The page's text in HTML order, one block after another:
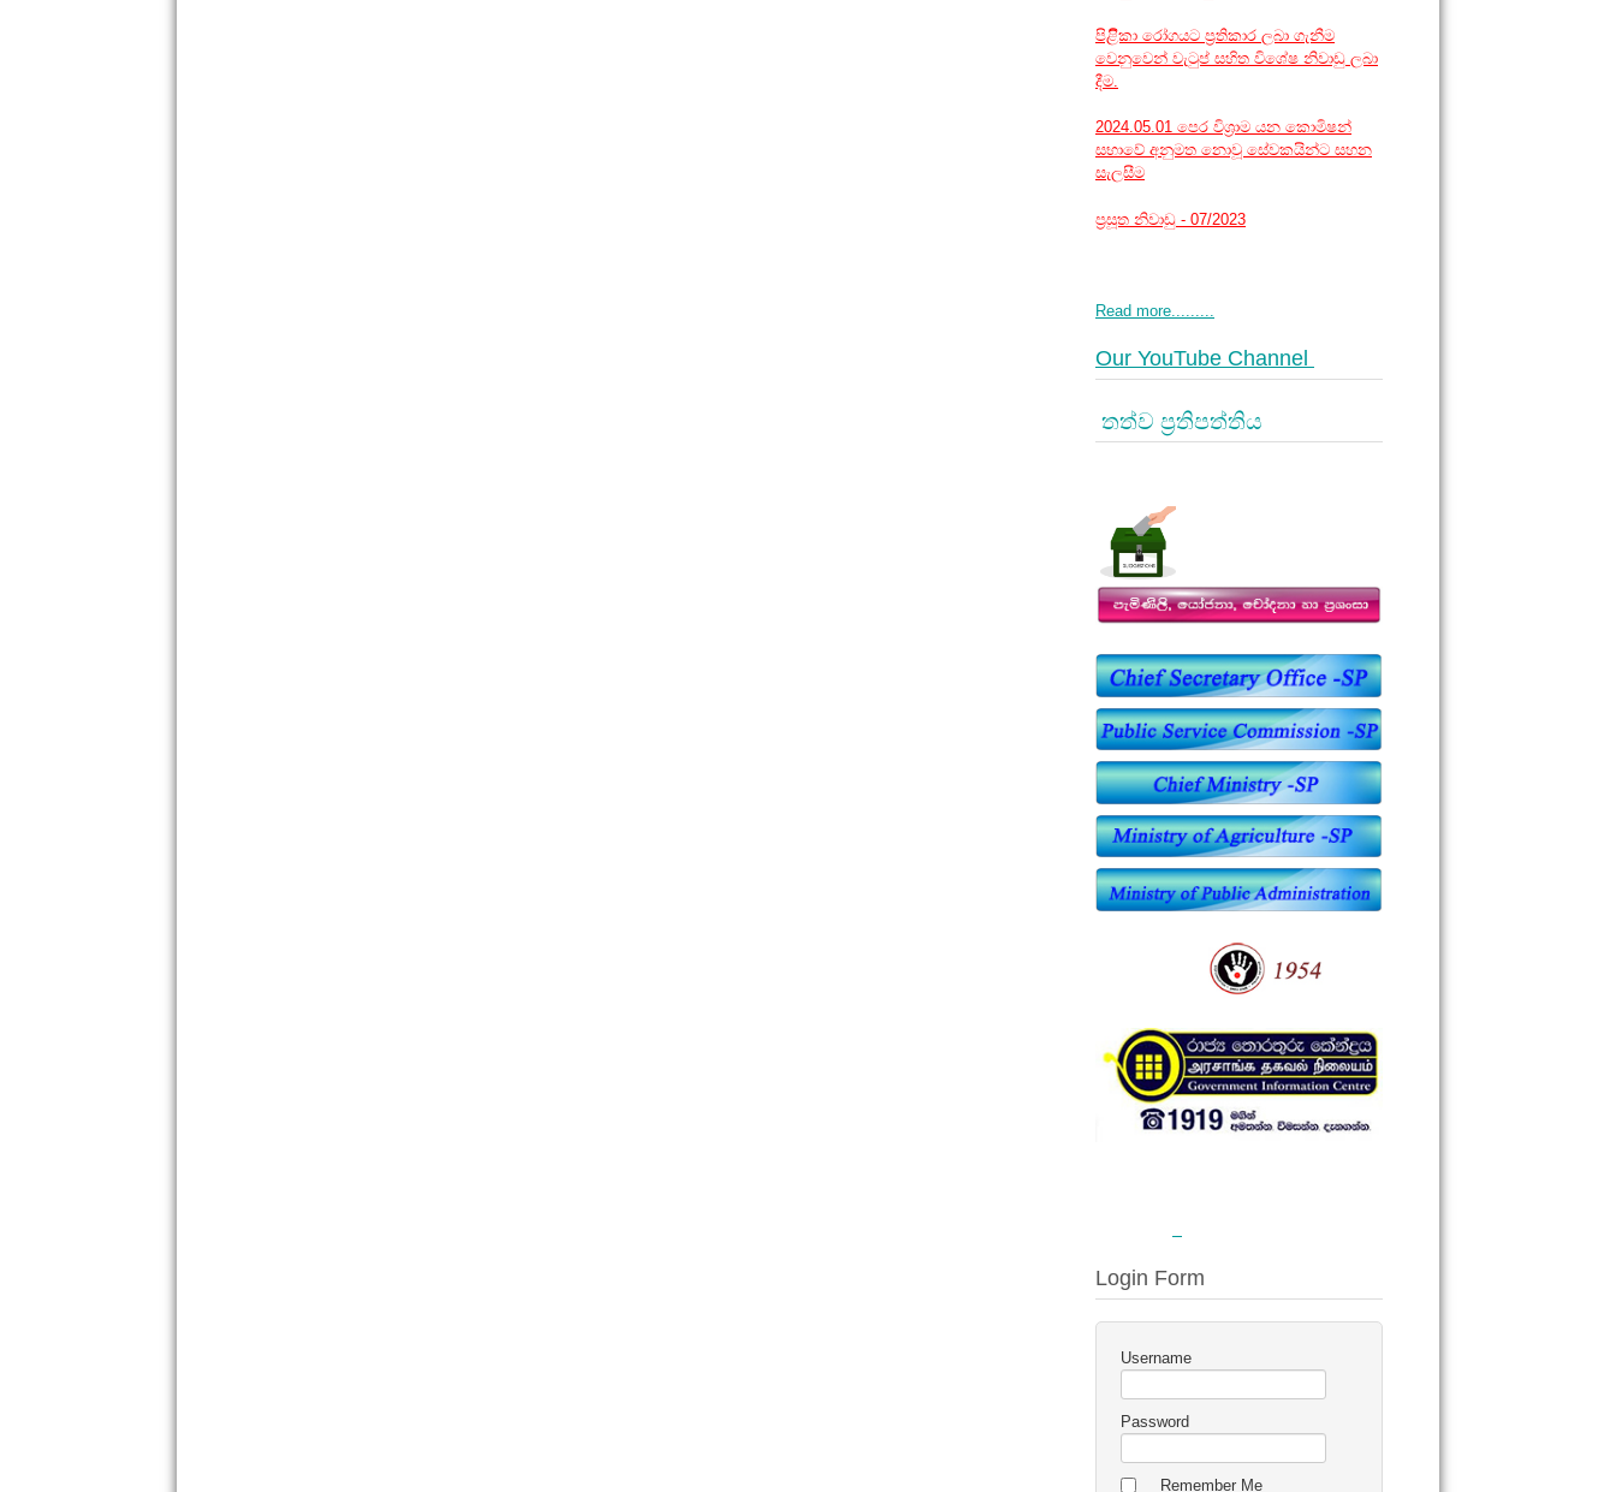
පිළිිකා රෝගයට ප්‍රතිකාර ලබා ගැනීම
වෙනුවෙන් වැටුප් සහිත විශේෂ නිවාඩු ලබා
දීම.
2024.05.01 පෙර විශ්‍රාම යන කොමිෂන්
සභාවේ අනුමත නොවූ සේවකයින්ට සහන
සැලසීම
ප්‍රසූත නිවාඩු - 07/2023
Read more.........
Our YouTube Channel
තත්ව ප්‍රතිපත්තිය
Login Form
Username
Password
Remember Me